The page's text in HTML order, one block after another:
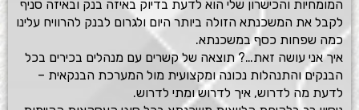
המומחיות והכישרון שלי הוא לדעת בדיוק באיזה בנק ובאיזה סניף
לקבל את המשכנתא הזולה ביותר היום ולגרום לבנק להרוויח עלינו
כמה שפחות כסף במשכנתא.
איך אני עושה זאת…? תוצאה של קשרים עם מנהלים בכירים בכל
הבנקים והתנהלות נכונה ומקצועית מול המערכת הבנקאית –
לדעת מה לדרוש, איך לדרוש ומתי לדרוש.